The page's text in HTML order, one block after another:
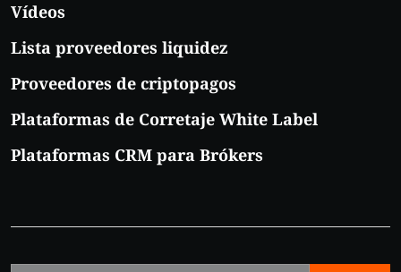
Vídeos
Lista proveedores liquidez
Proveedores de criptopagos
Plataformas de Corretaje White Label
Plataformas CRM para Brókers